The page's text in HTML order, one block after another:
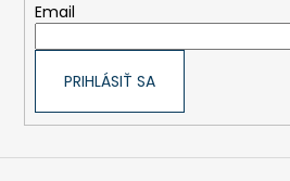
ť
Email
PRIHLÁSIŤ SA